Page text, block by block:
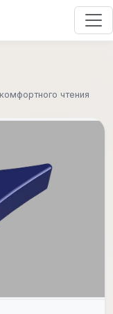
чтения